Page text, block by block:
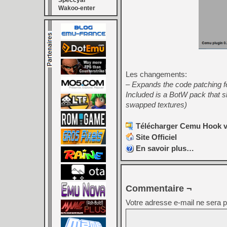
Wakoo-enter
Les changements:
– Expands the code patching
Included is a BotW pack that
swapped textures)
Télécharger Cemu Hook
Site Officiel
En savoir plus…
Commentaire ¬
Votre adresse e-mail ne sera